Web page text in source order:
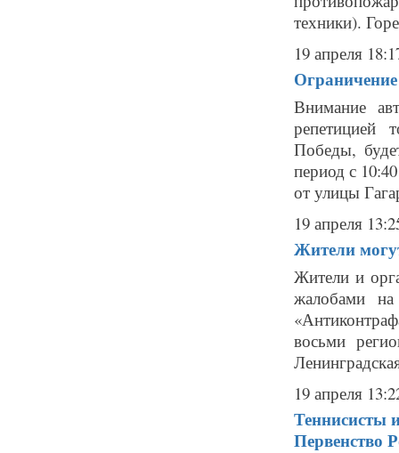
техники).
19 апреля
Внимание
репетицией
Победы,
период с
от улицы
19 апреля
Жители
Жители и
жалобами на
восьми
19 апреля
Теннисисты
Первенство